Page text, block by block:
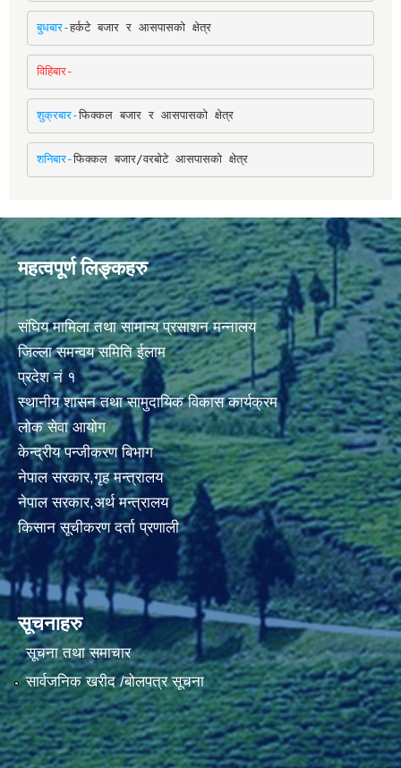
बुधबार-हर्कटे बजार र आसपासको क्षेत्र
विहिबार-
शुक्रबार-फिक्कल बजार र आसपासको क्षेत्र
शनिबार-फिक्कल बजार/वरबोटे आसपासको क्षेत्र
महत्वपूर्ण लिङ्कहरु
संघिय मामिला तथा सामान्य प्रसाशन मन्नालय
जिल्ला समन्वय समिति ईलाम
प्रदेश नं १
स्थानीय शासन तथा सामुदायिक विकास कार्यक्रम
लोक सेवा आयोग
केन्द्रीय पन्जीकरण बिभाग
नेपाल सरकार,गृह मन्त्रालय
नेपाल सरकार,अर्थ मन्त्रालय
किसान सूचीकरण दर्ता प्रणाली
सूचनाहरु
सूचना तथा समाचार
सार्वजनिक खरीद /बोलपत्र सूचना